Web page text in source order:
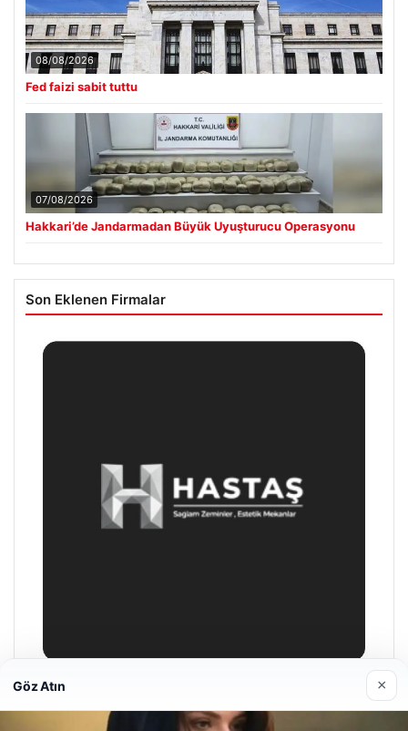
08/08/2026
Fed faizi sabit tuttu
07/08/2026
Hakkari’de Jandarmadan Büyük Uyuşturucu Operasyonu
Son Eklenen Firmalar
Göz Atın ×